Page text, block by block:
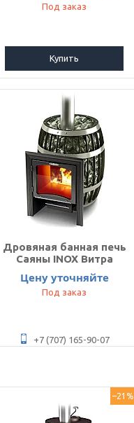
Под заказ
Купить
Дровяная банная печь
Саяны INOX Витра
Цену уточняйте
Под заказ
+7 (707) 165-90-07
–21%